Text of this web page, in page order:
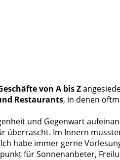
von A bis Z
Restaurants, in denen
und Gegenwart
überrascht. Im Innern
habe immer gerne
für Sonnenanbeter,